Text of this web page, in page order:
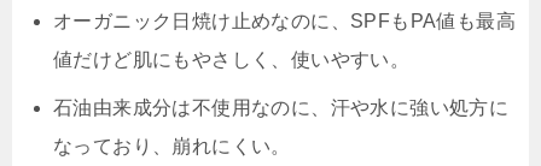
オーガニック日焼け止めなのに、SPFもPA値も最高
値だけど肌にもやさしく、使いやすい。
石油由来成分は不使用なのに、汗や水に強い処方に
なっており、崩れにくい。